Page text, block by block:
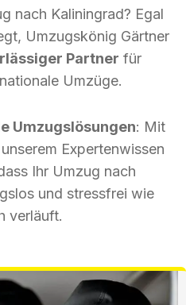
nach Kaliningrad? Egal
Umzugskönig Gärtner
Partner für
Umzüge.
Umzugslösungen: Mit
Expertenwissen
Ihr Umzug nach
und stressfrei wie
verläuft.